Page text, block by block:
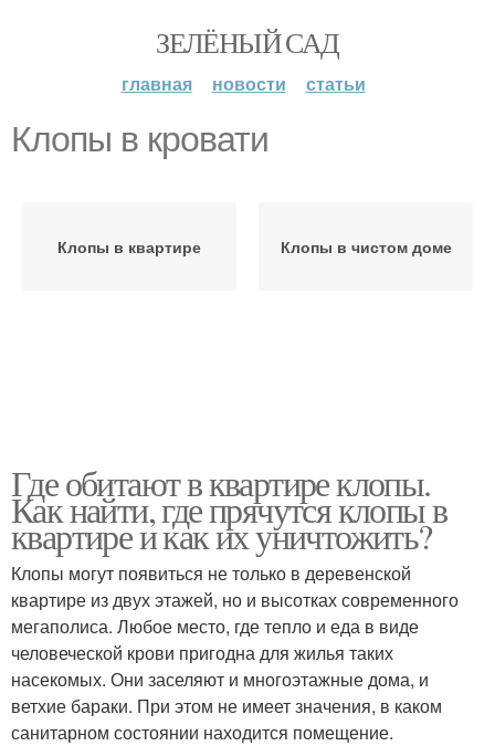
ЗЕЛЁНЫЙ САД
главная новости статьи
Клопы в кровати
Клопы в квартире Клопы в чистом доме
Где обитают в квартире клопы.
Как найти, где прячутся клопы в
квартире и как их уничтожить?
Клопы могут появиться не только в деревенской
квартире из двух этажей, но и высотках современного
мегаполиса. Любое место, где тепло и еда в виде
человеческой крови пригодна для жилья таких
насекомых. Они заселяют и многоэтажные дома, и
ветхие бараки. При этом не имеет значения, в каком
санитарном состоянии находится помещение.